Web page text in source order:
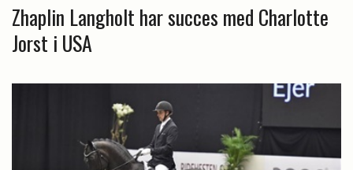
Zhaplin Langholt har succes med Charlotte
Jorst i USA